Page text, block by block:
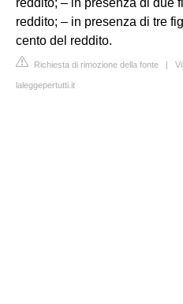
reddito; – in presenza di tre
cento del reddito.
Richiesta di rimozione della fonte |
laleggepertutti.it